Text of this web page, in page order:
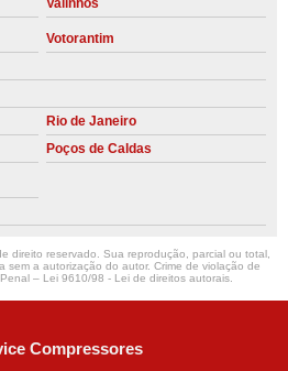
Valinhos
Votorantim
Rio de Janeiro
Poços de Caldas
direito reservado. Sua reprodução, parcial ou total,
sem a autorização do autor. Crime de violação de
– Lei 9610/98 - Lei de direitos autorais.
Compressores